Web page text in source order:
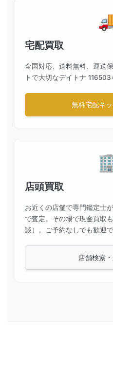
宅配買取
全国対応、送料無料、運送
トで大切なデイトナ
無料宅配キ
店頭買取
お近くの店舗で専門鑑定士
で査定。その場で現金買取
談）。ご予約なしでも歓迎で
店舗検索